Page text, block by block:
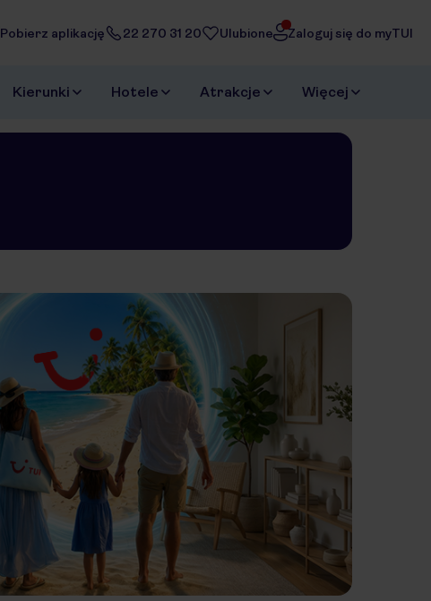
Pobierz aplikację 22 270 31 20 Ulubione Zaloguj się do myTUI
Kierunki Hotele Atrakcje Więcej